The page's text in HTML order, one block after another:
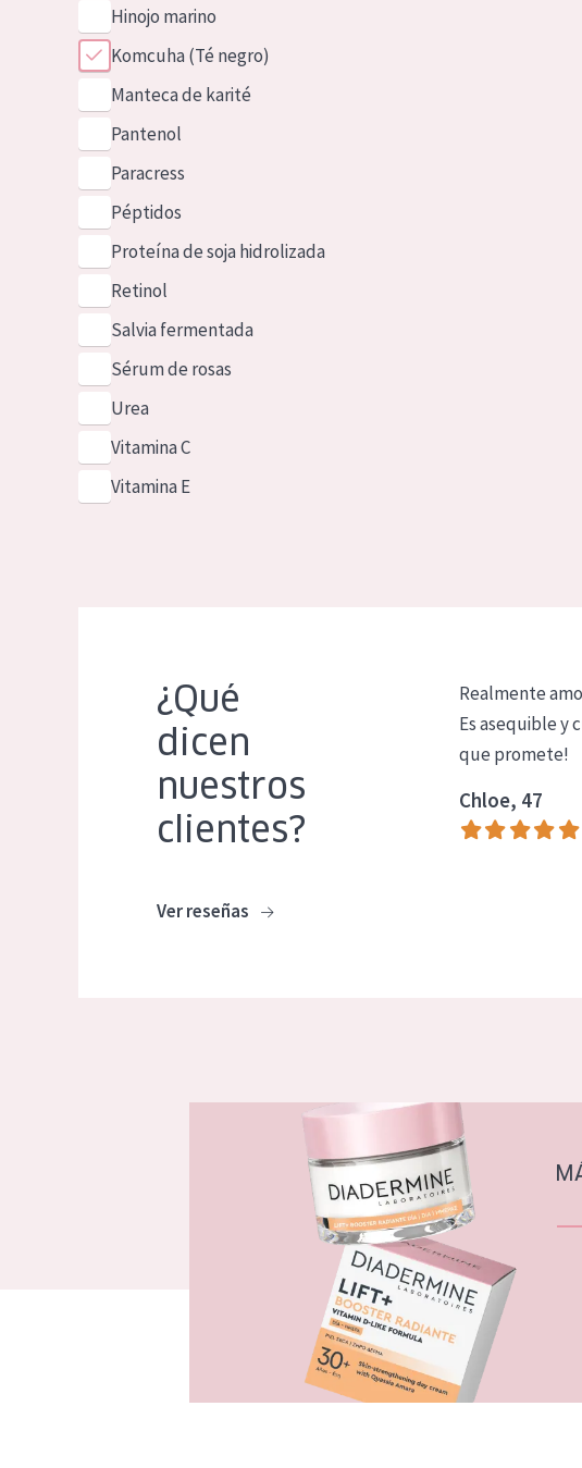
Hinojo marino
Komcuha (Té negro)
Manteca de karité
Pantenol
Paracress
Péptidos
Proteína de soja hidrolizada
Retinol
Salvia fermentada
Sérum de rosas
Urea
Vitamina C
Vitamina E
¿Qué
dicen
nuestros
clientes?
Ver reseñas
Realmente
Es asequible y
que promete!
Chloe, 47